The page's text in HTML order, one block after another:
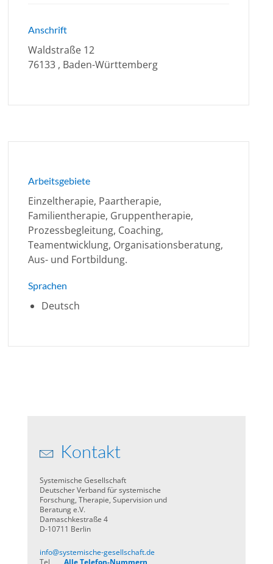
Anschrift
Waldstraße 12
76133 , Baden-Württemberg
Arbeitsgebiete
Einzeltherapie, Paartherapie,
Familientherapie, Gruppentherapie,
Prozessbegleitung, Coaching,
Teamentwicklung, Organisationsberatung,
Aus- und Fortbildung.
Sprachen
Deutsch
Kontakt
Systemische Gesellschaft
Deutscher Verband für systemische
Forschung, Therapie, Supervision und
Beratung e.V.
Damaschkestraße 4
D-10711 Berlin
info@systemische-gesellschaft.de
Tel
Alle Telefon-Nummern